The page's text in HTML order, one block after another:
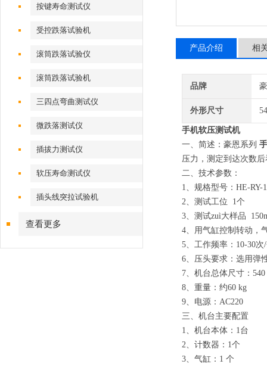
按键寿命测试仪
受控跌落试验机
滚筒跌落试验仪
滚筒跌落试验机
三四点弯曲测试仪
微跌落测试仪
插拔力测试仪
软压寿命测试仪
插头线突拉试验机
查看更多
产品介绍 相
品牌
外形尺寸
手机软压测试机
一、简述：豪恩系列
压力，测定到达次数
二、技术参数：
1、规格型号：HE-RY-1
2、测试工位 1个
3、测试zuì大样品
4、用气缸控制转动，
5、工作频率：10-30
6、压头要求：选用弹
7、机台总体尺寸：
8、重量：约60 kg
9、电源：AC220
三、机台主要配置
1、机台本体：1台
2、计数器：1个
3、气缸：1 个